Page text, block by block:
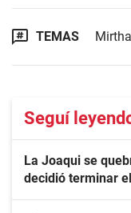
TEMAS
Seguí
La Joaqui se
decidió terminar